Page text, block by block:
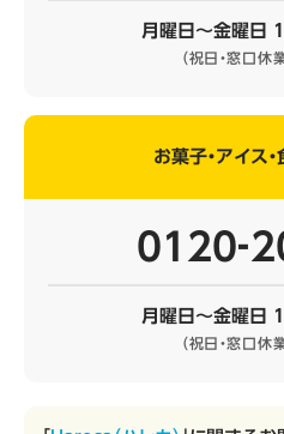
月曜日～金曜日
（祝日・窓口休
お菓子・アイス
月曜日～金曜日
（祝日・窓口休